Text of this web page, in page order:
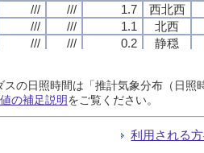
/// /// 1.7
西北西
/// /// 1.1
北西
/// /// 0.2
静穏
北西
/// /// 0.6 西北西
/// /// 1.7
西北西
/// /// 1.1
北西
/// /// 0.2
静穏
北西
/// /// 0.6 西北西
/// /// 1.7
西北西
/// /// 1.1
北西
/// /// 0.2
静穏
北西
/// /// 0.6 西北西
/// /// 1.7
西北西
/// /// 1.1
北西
/// /// 0.2
静穏
北西
/// /// 0.6 西北西
の日照時間は「推計気象分布（日
の補足説明をご覧ください。
利用される